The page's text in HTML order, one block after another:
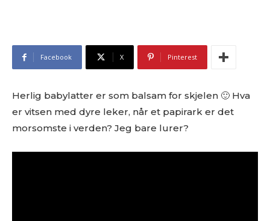
Facebook X Pinterest
Herlig babylatter er som balsam for skjelen 🙂 Hva
er vitsen med dyre leker, når et papirark er det
morsomste i verden? Jeg bare lurer?